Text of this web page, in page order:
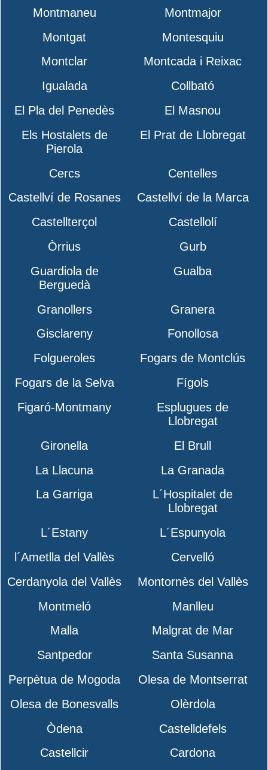
Montmaneu
Montmajor
Montgat
Montesquiu
Montclar
Montcada i Reixac
Igualada
Collbató
El Pla del Penedès
El Masnou
Els Hostalets de
Pierola
El Prat de Llobregat
Cercs
Centelles
Castellví de Rosanes
Castellví de la Marca
Castellterçol
Castellolí
Òrrius
Gurb
Guardiola de
Berguedà
Gualba
Granollers
Granera
Gisclareny
Fonollosa
Folgueroles
Fogars de Montclús
Fogars de la Selva
Fígols
Figaró-Montmany
Esplugues de
Llobregat
Gironella
El Brull
La Llacuna
La Granada
La Garriga
L´Hospitalet de
Llobregat
L´Estany
L´Espunyola
l´Ametlla del Vallès
Cervelló
Cerdanyola del Vallès
Montornès del Vallès
Montmeló
Manlleu
Malla
Malgrat de Mar
Santpedor
Santa Susanna
Perpètua de Mogoda
Olesa de Montserrat
Olesa de Bonesvalls
Olèrdola
Òdena
Castelldefels
Castellcir
Cardona